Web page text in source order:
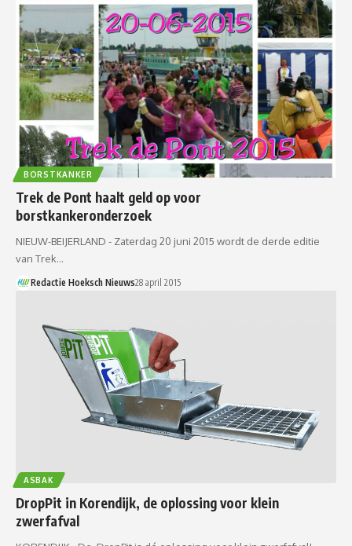
BORSTKANKER
Trek de Pont haalt geld op voor
borstkankeronderzoek
NIEUW-BEIJERLAND - Zaterdag 20 juni 2015 wordt de derde editie
van Trek…
Redactie Hoeksch Nieuws28 april 2015
ASBAK
DropPit in Korendijk, de oplossing voor klein
zwerfafval